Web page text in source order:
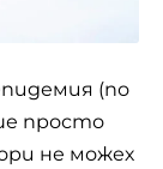
(по
просто
не можех